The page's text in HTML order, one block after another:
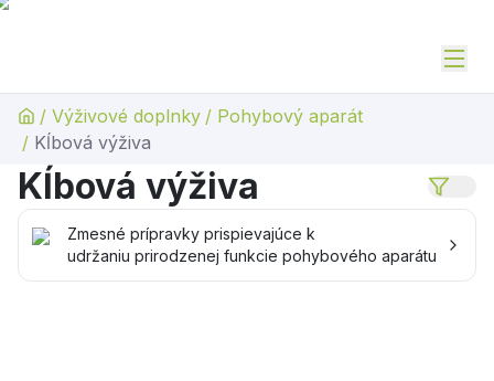
/ Výživové doplnky / Pohybový aparát
/ Kĺbová výživa
Kĺbová výživa
Zmesné prípravky prispievajúce k
udržaniu prirodzenej funkcie pohybového aparátu